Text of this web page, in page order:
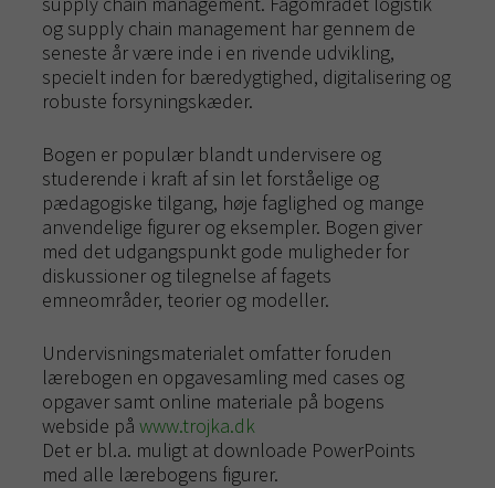
og supply chain management har gennem de
seneste år være inde i en rivende udvikling,
specielt inden for bæredygtighed, digitalisering og
robuste forsyningskæder.
Bogen er populær blandt undervisere og
studerende i kraft af sin let forståelige og
pædagogiske tilgang, høje faglighed og mange
anvendelige figurer og eksempler. Bogen giver
med det udgangspunkt gode muligheder for
diskussioner og tilegnelse af fagets
emneområder, teorier og modeller.
Undervisningsmaterialet omfatter foruden
lærebogen en opgavesamling med cases og
opgaver samt online materiale på bogens
webside på www.trojka.dk
Det er bl.a. muligt at downloade PowerPoints
med alle lærebogens figurer.